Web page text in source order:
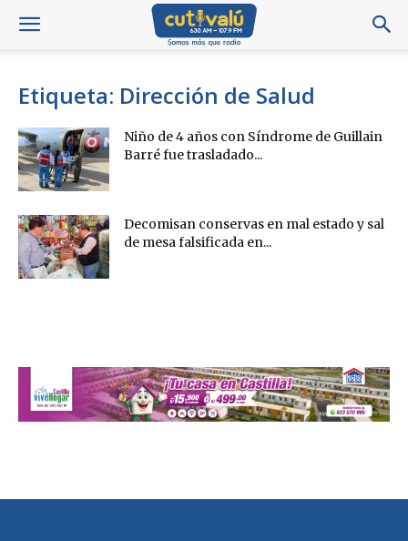
Etiqueta: Dirección de Salud
Niño de 4 años con Síndrome de Guillain
Barré fue trasladado...
Decomisan conservas en mal estado y sal
de mesa falsificada en...